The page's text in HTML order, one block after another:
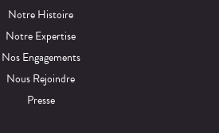
Notre Histoire
Notre Expertise
Nos Engagements
Nous Rejoindre
Presse